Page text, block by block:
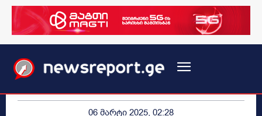
06 მარტი 2025, 02:28